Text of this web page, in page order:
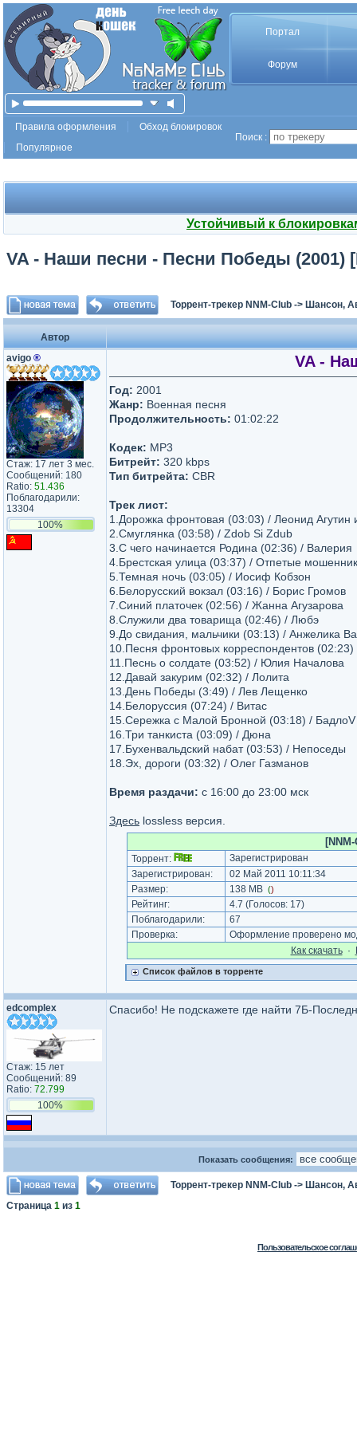
Портал
Форум
Правила оформления
Обход блокировок
Популярное
Поиск :
Устойчивый к
VA - Наши песни - Песни Победы (2001)
Торрент-трекер NNM-Club -> Шансон,
Автор
avigo ®
Стаж: 17 лет 3 мес.
Сообщений: 180
Ratio: 51.436
Поблагодарили:
13304
100%
VA -
Год: 2001
Жанр: Военная песня
Продолжительность: 01:02:22
Кодек: MP3
Битрейт: 320 kbps
Тип битрейта: CBR
Трек лист:
1.Дорожка фронтовая (03:03) / Леонид Агутин
2.Смуглянка (03:58) / Zdob Si Zdub
3.С чего начинается Родина (02:36) / Валерия
4.Брестская улица (03:37) / Отпетые
5.Темная ночь (03:05) / Иосиф Кобзон
6.Белорусский вокзал (03:16) / Борис Громов
7.Синий платочек (02:56) / Жанна Агузарова
8.Служили два товарища (02:46) / Любэ
9.До свидания, мальчики (03:13) / Анжелика
10.Песня фронтовых корреспондентов
11.Песнь о солдате (03:52) / Юлия Началова
12.Давай закурим (02:32) / Лолита
13.День Победы (3:49) / Лев Лещенко
14.Белоруссия (07:24) / Витас
15.Сережка с Малой Бронной (03:18) / БадлоV
16.Три танкиста (03:09) / Дюна
17.Бухенвальдский набат (03:53) / Непоседы
18.Эх, дороги (03:32) / Олег Газманов
Время раздачи: с 16:00 до 23:00 мск
Здесь lossless версия.
Торрент:
Зарегистрирован
Зарегистрирован:
02 Май 2011 10:11:34
Размер:
138 MB ()
Рейтинг: 4.7 (Голосов: 17)
Поблагодарили:
67
Проверка:
Оформление проверено
Как cкачать·
Список файлов в торренте
edcomplex
Стаж: 15 лет
Сообщений: 89
Ratio: 72.799
100%
Спасибо! Не подскажете где найти 7Б-
Показать сообщения:
Торрент-трекер NNM-Club -> Шансон,
Страница 1 из 1
Пользовательское